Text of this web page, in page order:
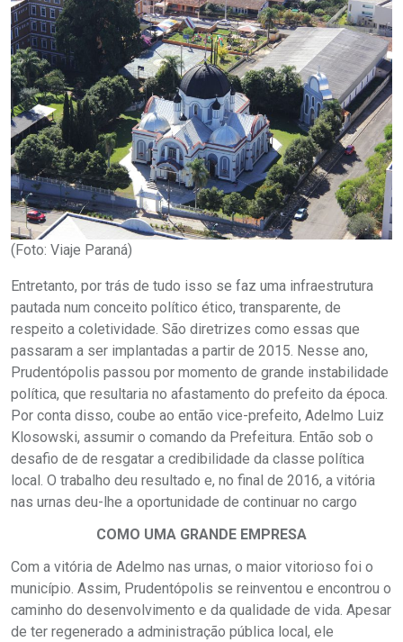
(Foto: Viaje Paraná)
Entretanto, por trás de tudo isso se faz uma infraestrutura
pautada num conceito político ético, transparente, de
respeito a coletividade. São diretrizes como essas que
passaram a ser implantadas a partir de 2015. Nesse ano,
Prudentópolis passou por momento de grande instabilidade
política, que resultaria no afastamento do prefeito da época.
Por conta disso, coube ao então vice-prefeito, Adelmo Luiz
Klosowski, assumir o comando da Prefeitura. Então sob o
desafio de de resgatar a credibilidade da classe política
local. O trabalho deu resultado e, no final de 2016, a vitória
nas urnas deu-lhe a oportunidade de continuar no cargo
COMO UMA GRANDE EMPRESA
Com a vitória de Adelmo nas urnas, o maior vitorioso foi o
município. Assim, Prudentópolis se reinventou e encontrou o
caminho do desenvolvimento e da qualidade de vida. Apesar
de ter regenerado a administração pública local, ele